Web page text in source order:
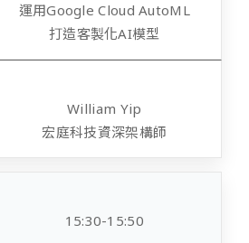
運用Google Cloud AutoML
打造客製化AI模型
William Yip
宏庭科技資深架構師
15:30-15:50